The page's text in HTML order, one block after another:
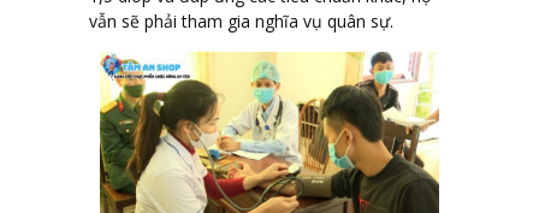
vẫn sẽ phải tham gia nghĩa vụ quân sự.